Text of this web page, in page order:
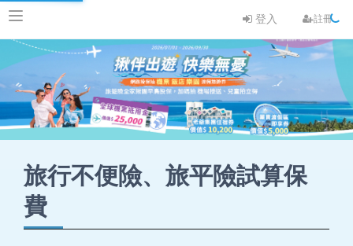
登入 註冊
旅行不便險、旅平險試算保
費